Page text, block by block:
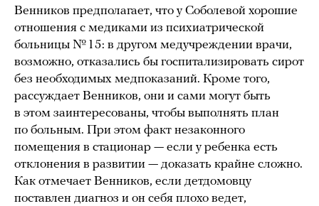
Венников предполагает, что у Соболевой хорошие
отношения с медиками из психиатрической
больницы № 15: в другом медучреждении врачи,
возможно, отказались бы госпитализировать сирот
без необходимых медпоказаний. Кроме того,
рассуждает Венников, они и сами могут быть
в этом заинтересованы, чтобы выполнять план
по больным. При этом факт незаконного
помещения в стационар — если у ребенка есть
отклонения в развитии — доказать крайне сложно.
Как отмечает Венников, если детдомовцу
поставлен диагноз и он себя плохо ведет,